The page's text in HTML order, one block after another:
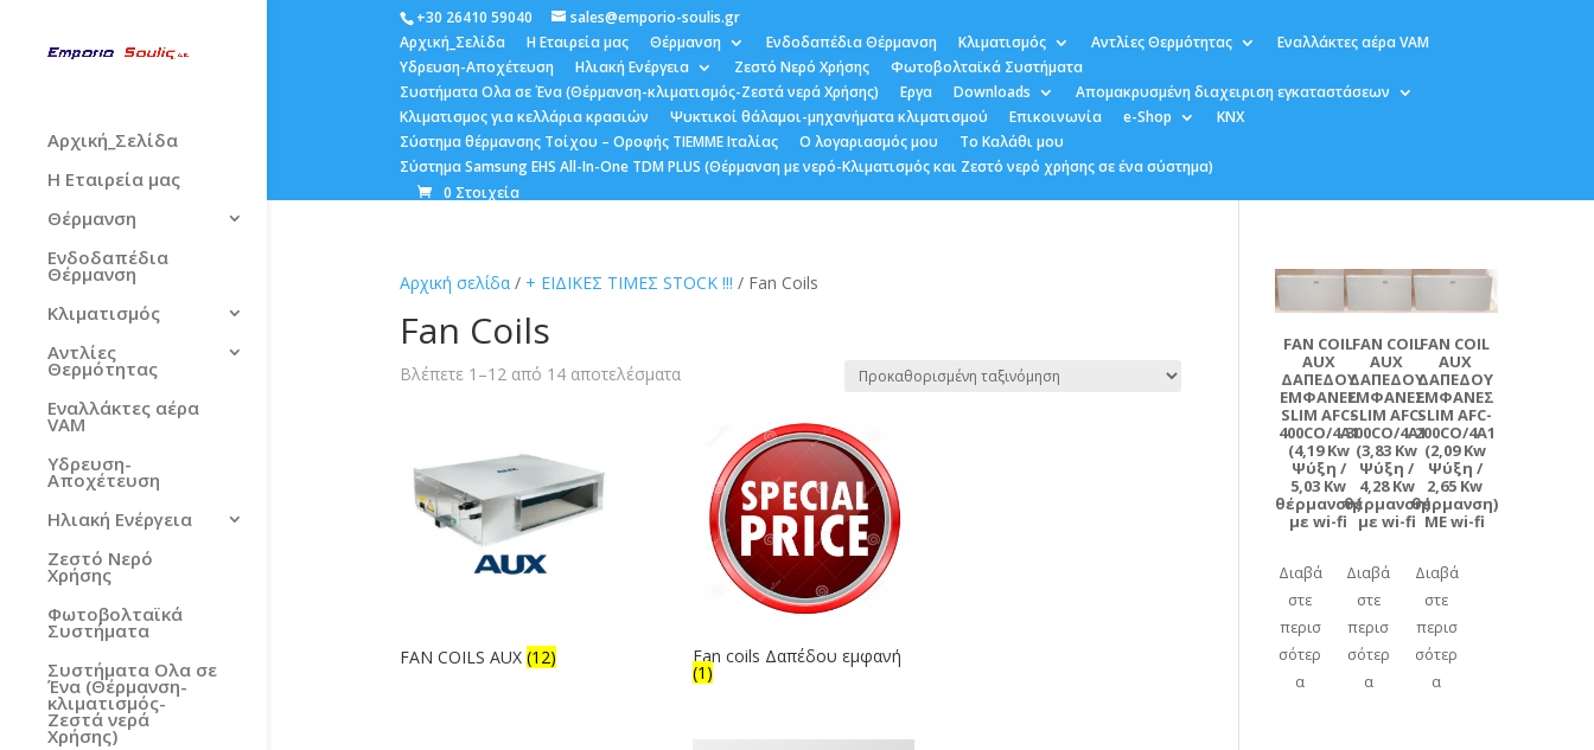
+30 26410 59040
sales@emporio-soulis.gr
Αρχική_Σελίδα
Η Εταιρεία μας Θέρμανση Ενδοδαπέδια Θέρμανση Κλιματισμός Αντλίες Θερμότητας
Εναλλάκτες αέρα VAM
Υδρευση-Αποχέτευση
Ηλιακή Ενέργεια Ζεστό Νερό Χρήσης
Φωτοβολταϊκά Συστήματα
Συστήματα Ολα σε Ένα (Θέρμανση-κλιματισμός-Ζεστά νερά Χρήσης)
Εργα Downloads
Απομακρυσμένη διαχειριση εγκαταστάσεων
Κλιματισμος για κελλάρια κρασιών
Ψυκτικοί θάλαμοι-μηχανήματα κλιματισμού Επικοινωνία e-Shop
KNX
Σύστημα θέρμανσης Τοίχου – Οροφής TIEMME Ιταλίας
Ο λογαριασμός μου
Το Καλάθι μου
Σύστημα Samsung EHS All-In-One TDM PLUS (Θέρμανση με νερό-Κλιματισμός και Ζεστό νερό χρήσης σε ένα σύστημα)
0 Στοιχεία
Αρχική_Σελίδα
Η Εταιρεία μας
Θέρμανση
Ενδοδαπέδια
Θέρμανση
Κλιματισμός
Αντλίες
Θερμότητας
Εναλλάκτες αέρα
VAM
Υδρευση-
Αποχέτευση
Ηλιακή Ενέργεια
Ζεστό Νερό
Χρήσης
Φωτοβολταϊκά
Συστήματα
Συστήματα Ολα σε
Ένα (Θέρμανση-
κλιματισμός-
Ζεστά νερά
Χρήσης)
Αρχική σελίδα/ + ΕΙΔΙΚΕΣ ΤΙΜΕΣ STOCK !!! / Fan Coils
Fan Coils
Βλέπετε 1–12 από 14 αποτελέσματα
FAN COILS AUX (12) Fan coils Δαπέδου εμφανή
(1)
FAN COIL
AUX
ΔΑΠΕΔΟΥ
ΕΜΦΑΝΕΣ
SLIM AFC-
400CO/4A1
(4,19 Kw
Ψύξη /
5,03 Kw
θέρμανση)
με wi-fi
Διαβά
στε
περισ
σότερ
α
FAN COIL
AUX
ΔΑΠΕΔΟΥ
ΕΜΦΑΝΕΣ
SLIM AFC-
300CO/4A1
(3,83 Kw
Ψύξη /
4,28 Kw
θέρμανση)
με wi-fi
Διαβά
στε
περισ
σότερ
α
FAN COIL
AUX
ΔΑΠΕΔΟΥ
ΕΜΦΑΝΕΣ
SLIM AFC-
200CO/4A1
(2,09 Kw
Ψύξη /
2,65 Kw
θέρμανση)
ME wi-fi
Διαβά
στε
περισ
σότερ
α